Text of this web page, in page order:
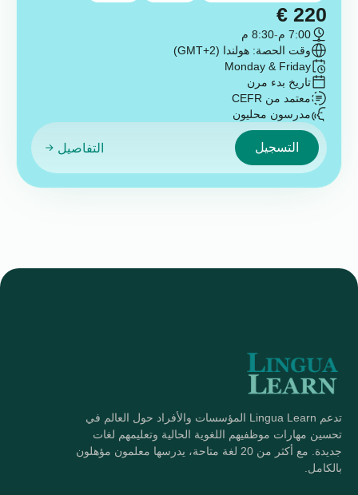
€ 220
7:00 م -8:30 م
وقت الحصة: هولندا (GMT+2)
Monday & Friday
تاريخ بدء مرن
معتمد من CEFR
مدرسون محليون
التسجيل التفاصيل
تدعم Lingua Learn المؤسسات والأفراد حول العالم في
تحسين مهارات موظفيهم اللغوية الحالية وتعليمهم لغات
جديدة. مع أكثر من 20 لغة متاحة، يدرسها معلمون مؤهلون
بالكامل.